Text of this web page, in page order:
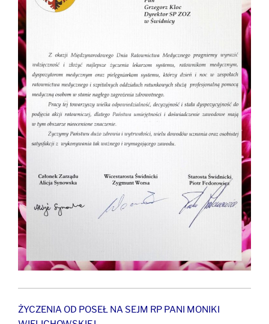
ŻYCZENIA OD POSEŁ NA SEJM RP PANI MONIKI